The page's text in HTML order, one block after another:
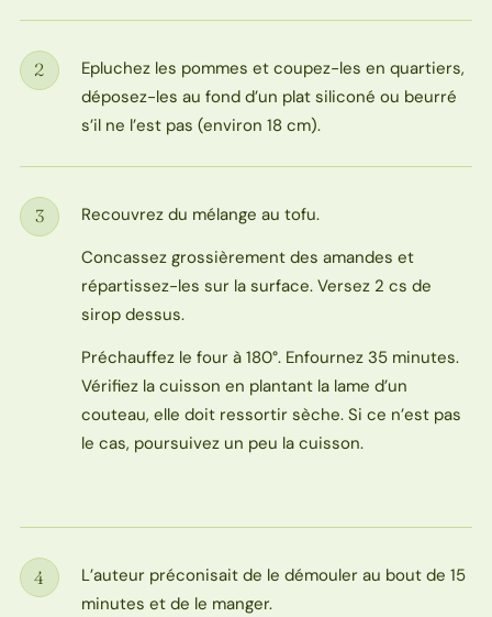
Étape
2
Epluchez les pommes et coupez-les en quartiers,
déposez-les au fond d’un plat siliconé ou beurré
s’il ne l’est pas (environ 18 cm).
Étape
3
Recouvrez du mélange au tofu.
Concassez grossièrement des amandes et
répartissez-les sur la surface. Versez 2 cs de
sirop dessus.
Préchauffez le four à 180°. Enfournez 35 minutes.
Vérifiez la cuisson en plantant la lame d’un
couteau, elle doit ressortir sèche. Si ce n’est pas
le cas, poursuivez un peu la cuisson.
Étape
4
L’auteur préconisait de le démouler au bout de 15
minutes et de le manger.